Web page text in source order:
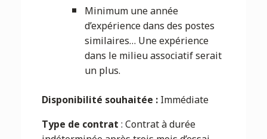
Minimum une année
d’expérience dans des postes
similaires… Une expérience
dans le milieu associatif serait
un plus.
Disponibilité souhaitée :Immédiate
Type de contrat: Contrat à durée